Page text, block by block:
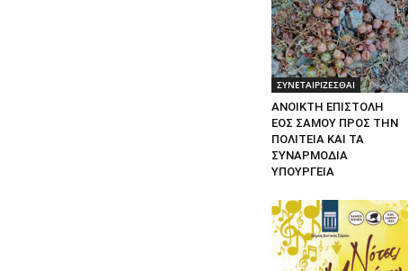
ΣΥΝΕΤΑΙΡΙΖΕΣΘΑΙ
ΑΝΟΙΚΤΗ ΕΠΙΣΤΟΛΗ
ΕΟΣ ΣΑΜΟΥ ΠΡΟΣ ΤΗΝ
ΠΟΛΙΤΕΙΑ ΚΑΙ ΤΑ
ΣΥΝΑΡΜΟΔΙΑ
ΥΠΟΥΡΓΕΙΑ